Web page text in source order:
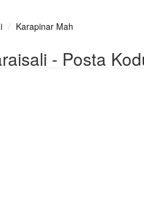
Karapinar Mah
- Posta